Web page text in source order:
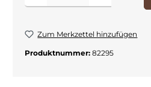
Zum Merkzettel hinzufügen
Produktnummer: 82295